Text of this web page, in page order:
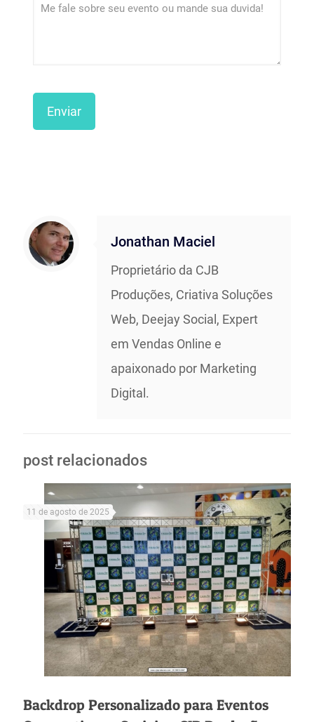
Jonathan Maciel
Proprietário da CJB
Produções, Criativa Soluções
Web, Deejay Social, Expert
em Vendas Online e
apaixonado por Marketing
Digital.
post relacionados
11 de agosto de 2025
Backdrop Personalizado para Eventos